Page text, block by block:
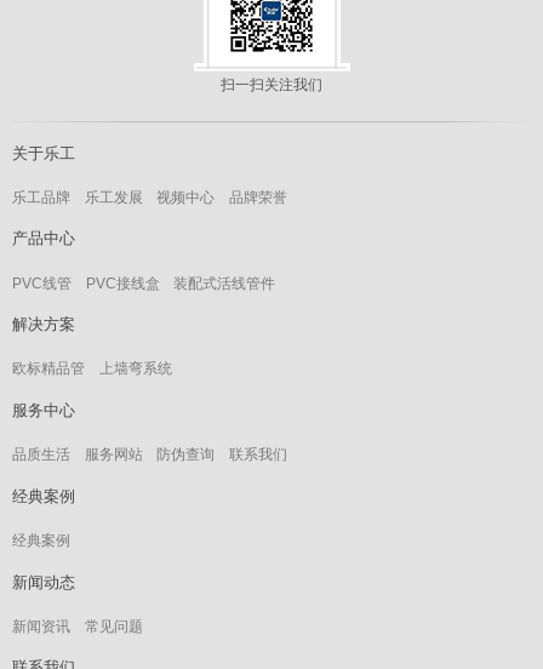
扫一扫关注我们
关于乐工
乐工品牌 乐工发展 视频中心 品牌荣誉
产品中心
PVC线管 PVC接线盒 装配式活线管件
解决方案
欧标精品管 上墙弯系统
服务中心
品质生活 服务网站 防伪查询 联系我们
经典案例
经典案例
新闻动态
新闻资讯 常见问题